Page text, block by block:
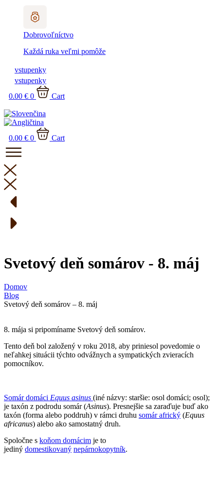
Dobrovoľníctvo
Každá ruka veľmi pomôže
vstupenky
vstupenky
0.00 € 0 Cart
0.00 € 0 Cart
Svetový deň somárov - 8. máj
Domov
Blog
Svetový deň somárov – 8. máj
8. mája si pripomíname Svetový deň somárov.
Tento deň bol založený v roku 2018, aby priniesol povedomie o
neľahkej situácii týchto odvážnych a sympatických zvieracích
pomocníkov.
Somár domáci Equus asinus (iné názvy: staršie: osol domáci; osol);
je taxón z podrodu somár (Asinus). Presnejšie sa zaraďuje buď ako
taxón (forma alebo poddruh) v rámci druhu somár africký (Equus
africanus) alebo ako samostatný druh.
Spoločne s koňom domácim je to
jediný domestikovaný nepárnokopytník.